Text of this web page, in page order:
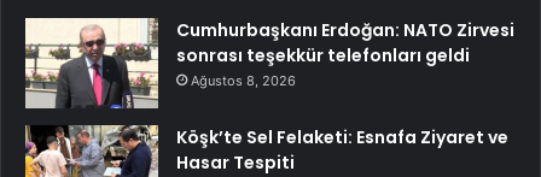
Cumhurbaşkanı Erdoğan: NATO Zirvesi
sonrası teşekkür telefonları geldi
Ağustos 8, 2026
Köşk’te Sel Felaketi: Esnafa Ziyaret ve
Hasar Tespiti